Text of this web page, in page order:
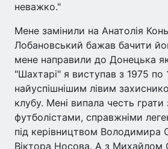
неважко."
Мене замінили на Анатолія
Лобановський бажав бачити
мене направили до Донецька
"Шахтарі" я виступав з 1975 по
найуспішнішим лівим
клубу. Мені випала честь
футболістами, справжніми
під керівництвом Володимира
Віктора Носова. А з